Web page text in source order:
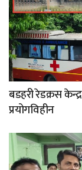
बडहरी रेडक्रस
प्रयोगविहीन